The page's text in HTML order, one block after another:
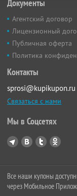
Документы
Агентский договор
Лицензионный
Публичная оферта
Политика
Контакты
sprosi@kupikupon.ru
Связаться с нами
Мы в Соцсетях
Все наши купоны
через Мобильное